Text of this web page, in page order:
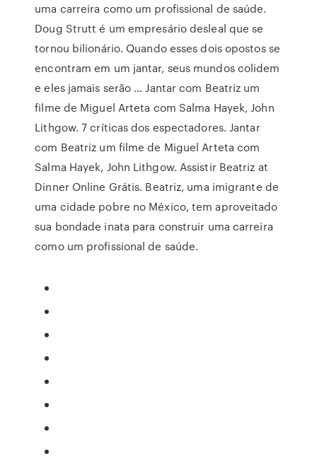
uma carreira como um profissional de saúde.
Doug Strutt é um empresário desleal que se
tornou bilionário. Quando esses dois opostos se
encontram em um jantar, seus mundos colidem
e eles jamais serão … Jantar com Beatriz um
filme de Miguel Arteta com Salma Hayek, John
Lithgow. 7 críticas dos espectadores. Jantar
com Beatriz um filme de Miguel Arteta com
Salma Hayek, John Lithgow. Assistir Beatriz at
Dinner Online Grátis. Beatriz, uma imigrante de
uma cidade pobre no México, tem aproveitado
sua bondade inata para construir uma carreira
como um profissional de saúde.